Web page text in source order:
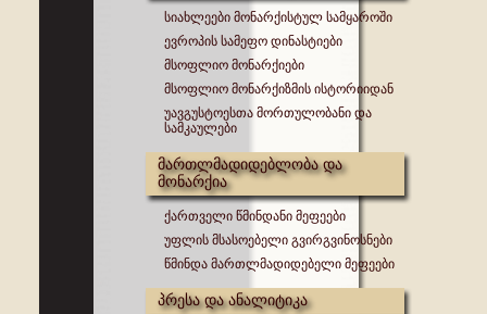
სიახლეები მონარქისტულ სამყაროში
ევროპის სამეფო დინასტიები
მსოფლიო მონარქიები
მსოფლიო მონარქიზმის ისტორიიდან
უავგუსტოესთა მორთულობანი და
სამკაულები
მართლმადიდებლობა და
მონარქია
ქართველი წმინდანი მეფეები
უფლის მსასოებელი გვირგვინოსნები
წმინდა მართლმადიდებელი მეფეები
პრესა და ანალიტიკა